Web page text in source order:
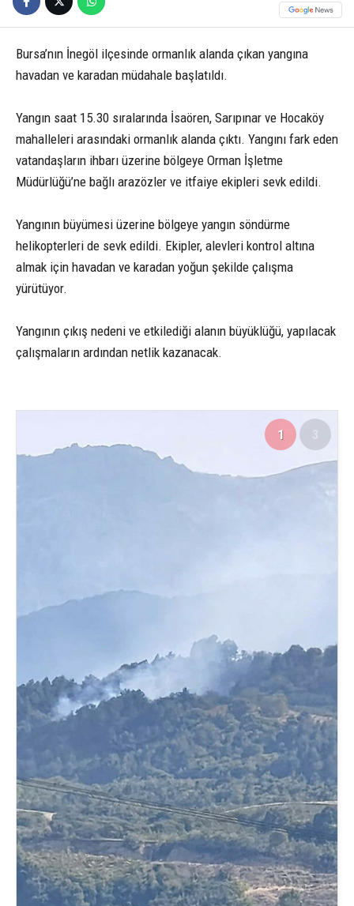
Bursa’nın İnegöl ilçesinde ormanlık alanda çıkan yangına
havadan ve karadan müdahale başlatıldı.
Yangın saat 15.30 sıralarında İsaören, Sarıpınar ve Hocaköy
mahalleleri arasındaki ormanlık alanda çıktı. Yangını fark eden
vatandaşların ihbarı üzerine bölgeye Orman İşletme
Müdürlüğü’ne bağlı arazözler ve itfaiye ekipleri sevk edildi.
Yangının büyümesi üzerine bölgeye yangın söndürme
helikopterleri de sevk edildi. Ekipler, alevleri kontrol altına
almak için havadan ve karadan yoğun şekilde çalışma
yürütüyor.
Yangının çıkış nedeni ve etkilediği alanın büyüklüğü, yapılacak
çalışmaların ardından netlik kazanacak.
1